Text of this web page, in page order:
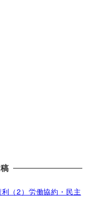
（2）労働協約・民主